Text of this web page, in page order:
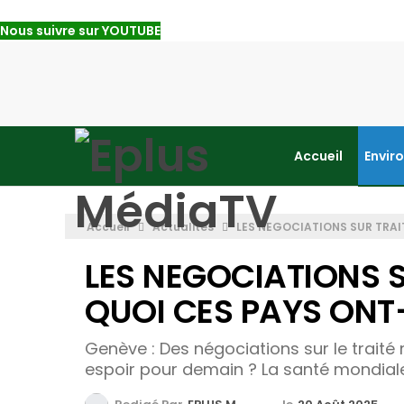
Nous suivre sur YOUTUBE
Accueil
Accueil Actualités LES NEGOCIATIONS SUR
LES NEGOCIATIONS
QUOI CES PAYS
Genève : Des négociations sur le
espoir pour demain ? La santé